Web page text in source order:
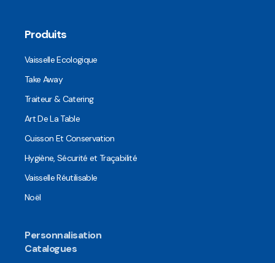
Produits
Vaisselle Ecologique
Take Away
Traiteur & Catering
Art De La Table
Cuisson Et Conservation
Hygiène, Sécurité et Traçabilité
Vaisselle Réutilisable
Noël
Personnalisation
Catalogues